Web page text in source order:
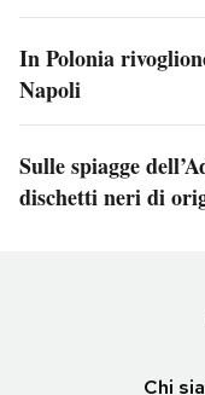
In Polonia
Napoli
Sulle spiagge
dischetti neri di
Chi